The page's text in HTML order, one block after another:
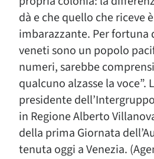
dà e che quello che riceve
imbarazzante. Per fortuna
veneti sono un popolo
numeri, sarebbe
qualcuno alzasse la voce”.
presidente
in Regione Alberto
della prima Giornata
tenuta oggi a Venezia.